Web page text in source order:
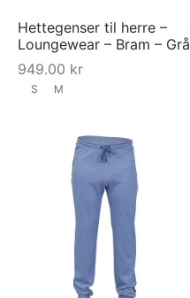
Hettegenser til herre –
Loungewear – Bram – Grå
949.00 kr
S M